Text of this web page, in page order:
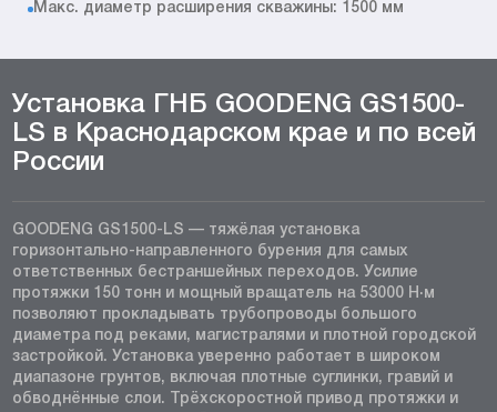
Макс. диаметр расширения скважины: 1500 мм
Установка ГНБ GOODENG GS1500-
LS в Краснодарском крае и по всей
России
GOODENG GS1500-LS — тяжёлая установка
горизонтально-направленного бурения для самых
ответственных бестраншейных переходов. Усилие
протяжки 150 тонн и мощный вращатель на 53000 Н·м
позволяют прокладывать трубопроводы большого
диаметра под реками, магистралями и плотной городской
застройкой. Установка уверенно работает в широком
диапазоне грунтов, включая плотные суглинки, гравий и
обводнённые слои. Трёхскоростной привод протяжки и